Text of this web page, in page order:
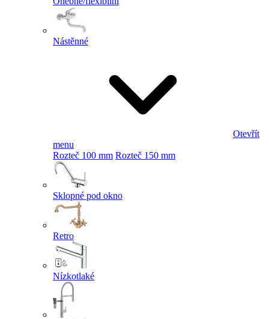
Nástěnné
Otevřít
menu
Rozteč 100 mm Rozteč 150 mm
Sklopné pod okno
Retro
Nízkotlaké